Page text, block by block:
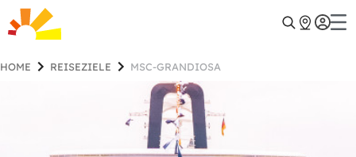
HOME REISEZIELE MSC-GRANDIOSA